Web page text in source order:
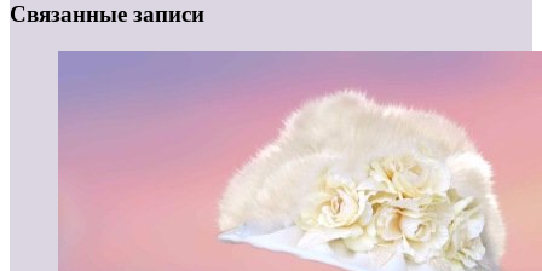
Связанные записи